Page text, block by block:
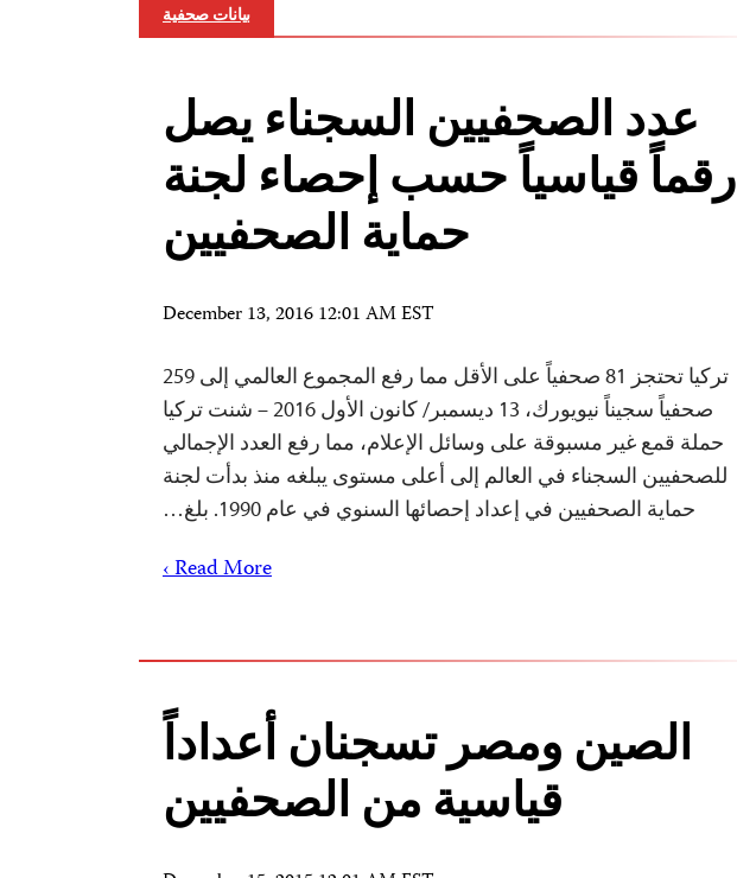
بيانات صحفية
عدد الصحفيين السجناء يصل
رقماً قياسياً حسب إحصاء لجنة
حماية الصحفيين
December 13, 2016 12:01 AM EST
تركيا تحتجز 81 صحفياً على الأقل مما رفع المجموع العالمي إلى 259
صحفياً سجيناً نيويورك، 13 ديسمبر/ كانون الأول 2016 – شنت تركيا
حملة قمع غير مسبوقة على وسائل الإعلام، مما رفع العدد الإجمالي
للصحفيين السجناء في العالم إلى أعلى مستوى يبلغه منذ بدأت لجنة
حماية الصحفيين في إعداد إحصائها السنوي في عام 1990. بلغ…
Read More ›
الصين ومصر تسجنان أعداداً
قياسية من الصحفيين